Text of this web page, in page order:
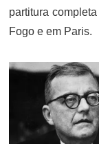
partitura
Fogo e em Paris.